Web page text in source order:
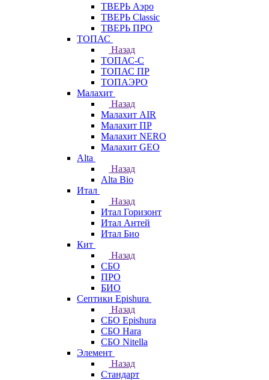
ТВЕРЬ Аэро
ТВЕРЬ Classic
ТВЕРЬ ПРО
ТОПАС
Назад
ТОПАС-С
ТОПАС ПР
ТОПАЭРО
Малахит
Назад
Малахит AIR
Малахит ПР
Малахит NERO
Малахит GEO
Alta
Назад
Alta Bio
Итал
Назад
Итал Горизонт
Итал Антей
Итал Био
Кит
Назад
СБО
ПРО
БИО
Септики Epishura
Назад
СБО Epishura
СБО Hara
СБО Nitella
Элемент
Назад
Стандарт